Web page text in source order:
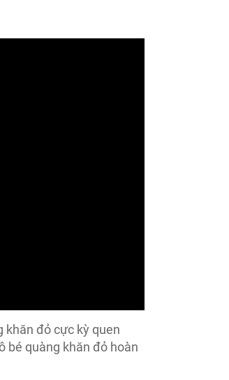
khăn đỏ cực kỳ quen
bé quàng khăn đỏ hoàn